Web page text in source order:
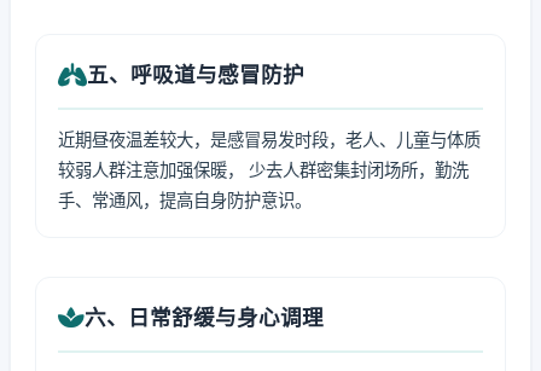
五、呼吸道与感冒防护
近期昼夜温差较大，是感冒易发时段，老人、儿童与体质
较弱人群注意加强保暖， 少去人群密集封闭场所，勤洗
手、常通风，提高自身防护意识。
六、日常舒缓与身心调理